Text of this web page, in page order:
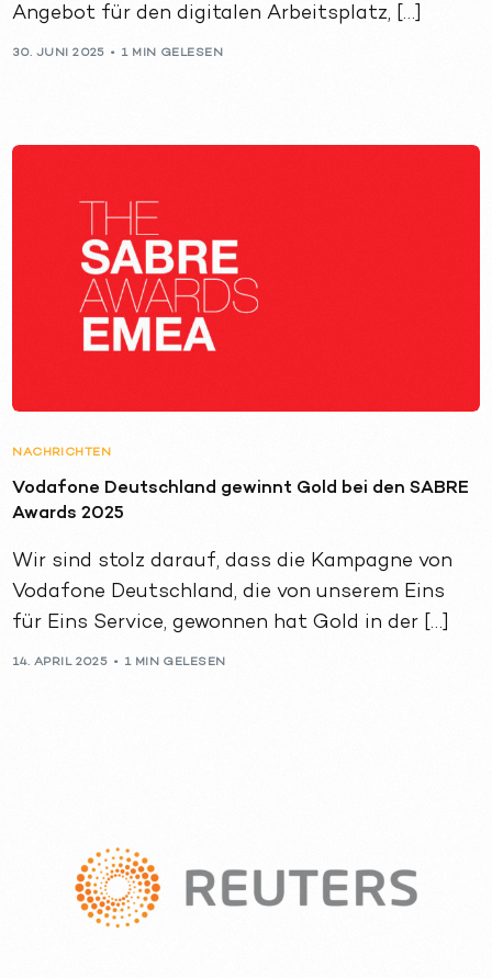
Angebot für den digitalen Arbeitsplatz, […]
30. JUNI 2025 1 MIN GELESEN
NACHRICHTEN
Vodafone Deutschland gewinnt Gold bei den SABRE
Awards 2025
Wir sind stolz darauf, dass die Kampagne von
Vodafone Deutschland, die von unserem Eins
für Eins Service, gewonnen hat Gold in der […]
14. APRIL 2025 1 MIN GELESEN